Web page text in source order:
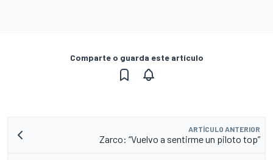
Comparte o guarda este artículo
ARTÍCULO ANTERIOR
Zarco: “Vuelvo a sentirme un piloto top”